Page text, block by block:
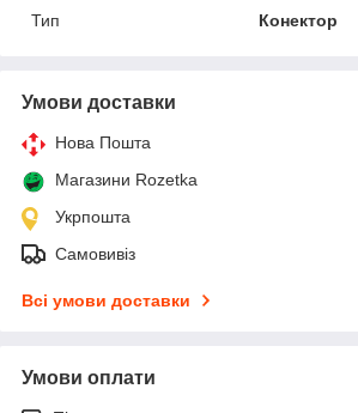
Тип
Конектор
Умови доставки
Нова Пошта
Магазини Rozetka
Укрпошта
Самовивіз
Всі умови доставки
Умови оплати